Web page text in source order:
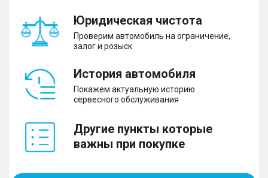
Юридическая чистота
Проверим автомобиль на ограничение,
залог и розыск
История автомобиля
Покажем актуальную историю
сервесного обслуживания
Другие пункты которые
важны при покупке